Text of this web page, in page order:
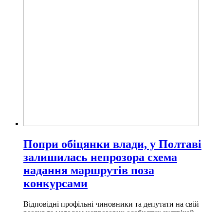
Попри обіцянки влади, у Полтаві
залишилась непрозора схема
надання маршрутів поза
конкурсами
Відповідні профільні чиновники та депутати на свій